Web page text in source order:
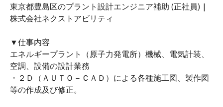
東京都豊島区のプラント設計エンジニア補助 (正社員) |
株式会社ネクストアビリティ
▼仕事内容
エネルギープラント（原子力発電所）機械、電気計装、
空調、設備の設計業務
・２Ｄ（ＡＵＴＯ－ＣＡＤ）による各種施工図、製作図
等の作成及び修正。